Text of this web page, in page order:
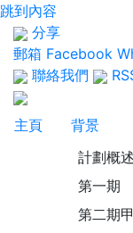
跳到內容
分享
郵箱 Facebook
聯絡我們
主頁
背景
計劃概述
第一期
第二期甲